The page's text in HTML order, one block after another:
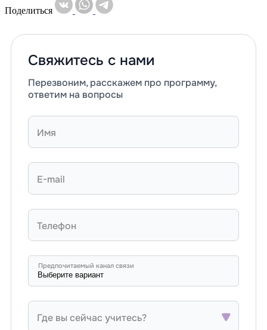
Поделиться
Свяжитесь с нами
Перезвоним, расскажем про программу,
ответим на вопросы
Имя
E-mail
Телефон
Предпочитаемый канал связи
Где вы сейчас учитесь?